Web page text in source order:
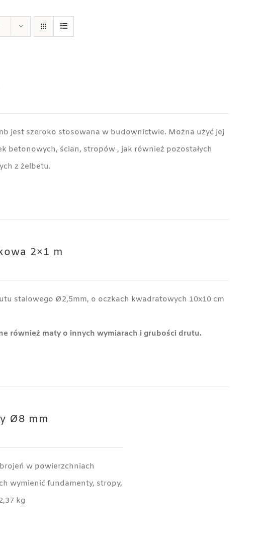
jest szeroko stosowana w budownictwie. Można użyć jej
betonowych, ścian, stropów , jak również pozostałych
z żelbetu.
2×1 m
stalowego Ø2,5mm, o oczkach kwadratowych 10x10 cm
również maty o innych wymiarach i grubości drutu.
Ø8 mm
w powierzchniach
wymienić fundamenty, stropy,
kg